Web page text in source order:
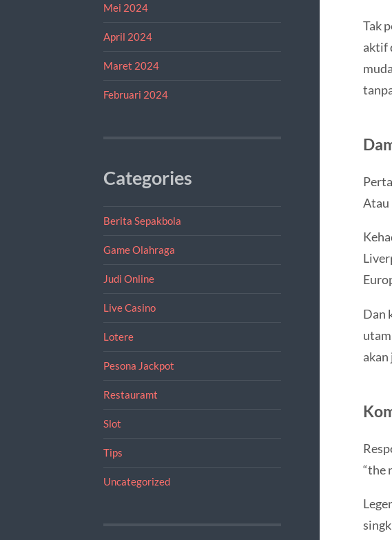
Mei 2024
April 2024
Maret 2024
Februari 2024
Categories
Berita Sepakbola
Game Olahraga
Judi Online
Live Casino
Lotere
Pesona Jackpot
Restauramt
Slot
Tips
Uncategorized
Tak
aktif
Atau
Dan
“the